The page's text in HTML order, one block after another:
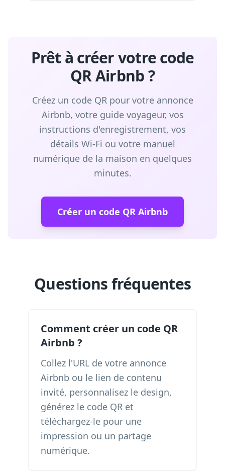
Prêt à créer votre code
QR Airbnb ?
Créez un code QR pour votre annonce
Airbnb, votre guide voyageur, vos
instructions d'enregistrement, vos
détails Wi-Fi ou votre manuel
numérique de la maison en quelques
minutes.
Créer un code QR Airbnb
Questions fréquentes
Comment créer un code QR
Airbnb ?
Collez l'URL de votre annonce
Airbnb ou le lien de contenu
invité, personnalisez le design,
générez le code QR et
téléchargez-le pour une
impression ou un partage
numérique.